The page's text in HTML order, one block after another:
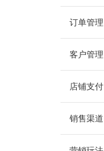
订单管理
客户管理
店铺支付
销售渠道